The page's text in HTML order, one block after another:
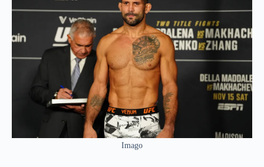
MLS
APOSTAS LEGAL
Imago